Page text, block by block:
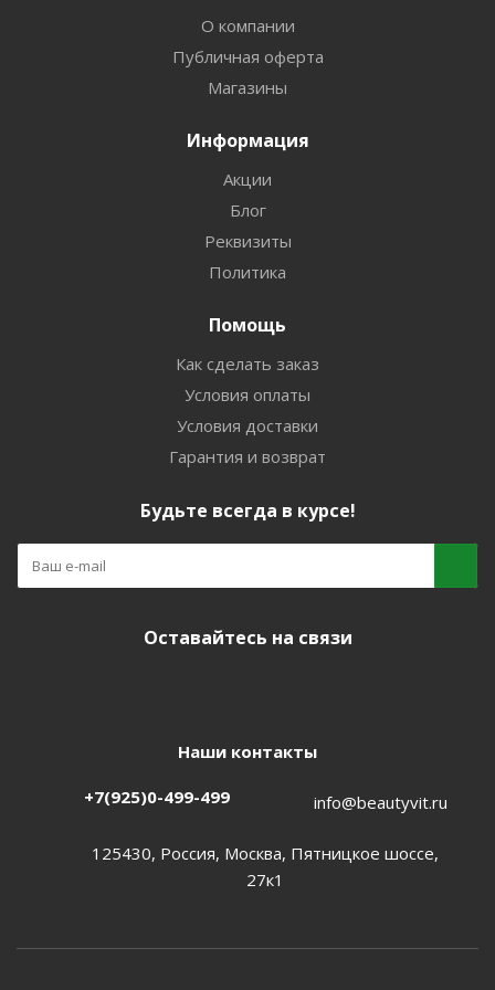
О компании
Публичная оферта
Магазины
Информация
Акции
Блог
Реквизиты
Политика
Помощь
Как сделать заказ
Условия оплаты
Условия доставки
Гарантия и возврат
Будьте всегда в курсе!
Оставайтесь на связи
Наши контакты
+7(925)0-499-499 info@beautyvit.ru
125430, Россия, Москва, Пятницкое шоссе,
27к1